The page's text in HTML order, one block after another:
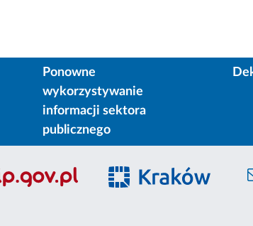
Ponowne
wykorzystywanie
informacji sektora
publicznego